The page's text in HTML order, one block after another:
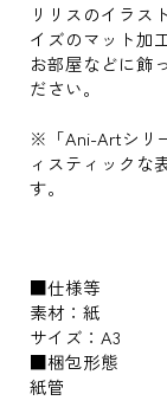
リリスのイラス
イズのマット加
お部屋などに飾
ださい。
※「Ani-Artシリ
ィスティックな
す。
■仕様等
素材：紙
サイズ：A3
■梱包形態
紙管